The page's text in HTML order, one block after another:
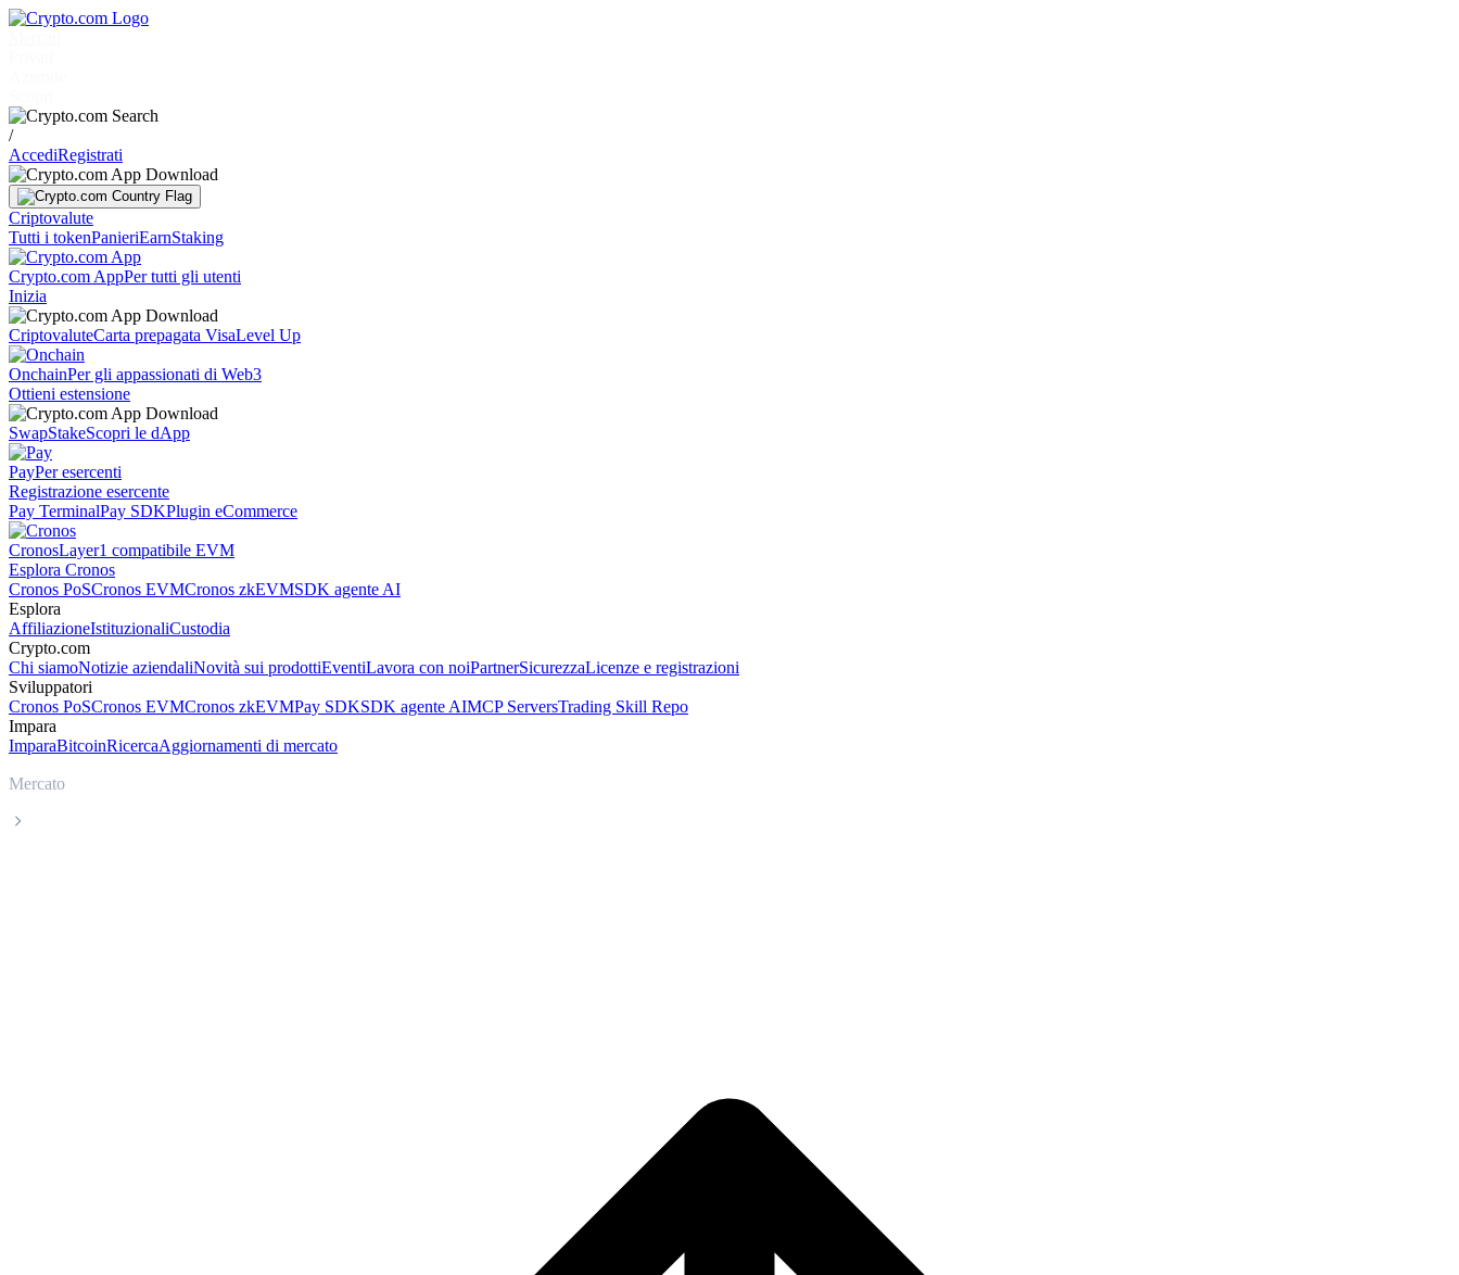
/
AccediRegistrati
Criptovalute
Tutti i tokenPanieriEarnStaking
Crypto.com AppPer tutti gli utenti
Inizia
CriptovaluteCarta prepagata VisaLevel Up
OnchainPer gli appassionati di Web3
Ottieni estensione
SwapStakeScopri le dApp
PayPer esercenti
Registrazione esercente
Pay TerminalPay SDKPlugin eCommerce
CronosLayer1 compatibile EVM
Esplora Cronos
Cronos PoSCronos EVMCronos zkEVMSDK agente AI
Esplora
AffiliazioneIstituzionaliCustodia
Crypto.com
Chi siamoNotizie aziendaliNovità sui prodottiEventiLavora con noiPartnerSicurezzaLicenze e registrazioni
Sviluppatori
Cronos PoSCronos EVMCronos zkEVMPay SDKSDK agente AIMCP ServersTrading Skill Repo
Impara
ImparaBitcoinRicercaAggiornamenti di mercato
Mercato